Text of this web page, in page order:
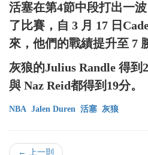
活塞在第4節中段打出一
了比賽，自 3 月 17 日
來，他們的戰績提升至 7
灰狼的Julius Randle 得到
與 Naz Reid都得到19分。
NBA Jalen Duren 活塞 灰狼
← 上一則